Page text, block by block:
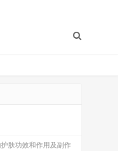
肤功效和作用及副作